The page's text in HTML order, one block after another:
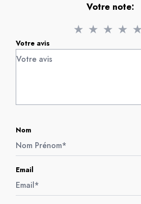
Votre note:
★ ★ ★ ★
Votre avis
Nom
Email